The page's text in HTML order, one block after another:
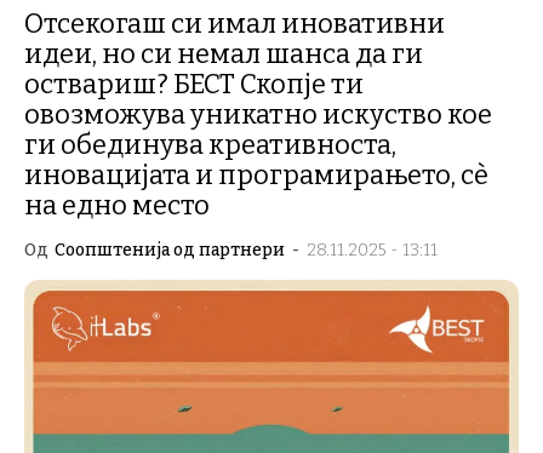
Отсекогаш си имал иновативни
идеи, но си немал шанса да ги
оствариш? БЕСТ Скопје ти
овозможува уникатно искуство кое
ги обединува креативноста,
иновацијата и програмирањето, сѐ
на едно место
Од Соопштенија од партнери - 28.11.2025 - 13:11